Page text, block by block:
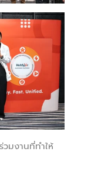
วมงานที่ทำให้